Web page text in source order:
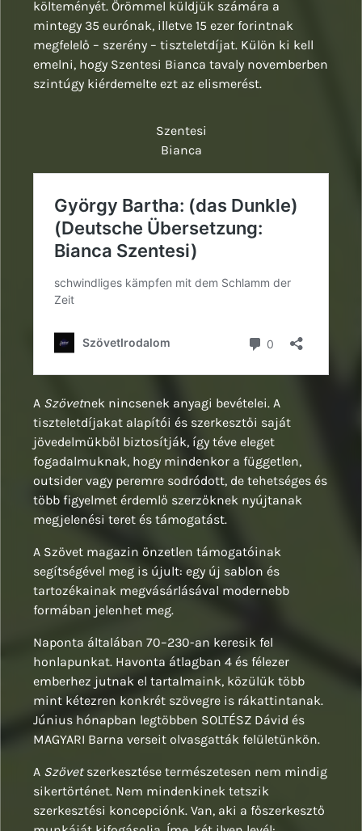
költeményét. Örömmel küldjük számára a
mintegy 35 eurónak, illetve 15 ezer forintnak
megfelelő – szerény – tiszteletdíjat. Külön ki kell
emelni, hogy Szentesi Bianca tavaly novemberben
szintúgy kiérdemelte ezt az elismerést.
Szentesi
Bianca
A Szövetnek nincsenek anyagi bevételei. A
tiszteletdíjakat alapítói és szerkesztői saját
jövedelmükből biztosítják, így téve eleget
fogadalmuknak, hogy mindenkor a független,
outsider vagy peremre sodródott, de tehetséges és
több figyelmet érdemlő szerzőknek nyújtanak
megjelenési teret és támogatást.
A Szövet magazin önzetlen támogatóinak
segítségével meg is újult: egy új sablon és
tartozékainak megvásárlásával modernebb
formában jelenhet meg.
Naponta általában 70–230-an keresik fel
honlapunkat. Havonta átlagban 4 és félezer
emberhez jutnak el tartalmaink, közülük több
mint kétezren konkrét szövegre is rákattintanak.
Június hónapban legtöbben SOLTÉSZ Dávid és
MAGYARI Barna verseit olvasgatták felületünkön.
A Szövetszerkesztése természetesen nem mindig
sikertörténet. Nem mindenkinek tetszik
szerkesztési koncepciónk. Van, aki a főszerkesztő